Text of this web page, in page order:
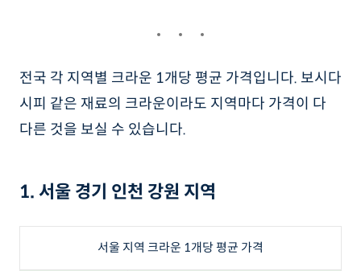
전국 각 지역별 크라운 1개당 평균 가격입니다. 보시다
시피 같은 재료의 크라운이라도 지역마다 가격이 다
다른 것을 보실 수 있습니다.
1. 서울 경기 인천 강원 지역
서울 지역 크라운 1개당 평균 가격